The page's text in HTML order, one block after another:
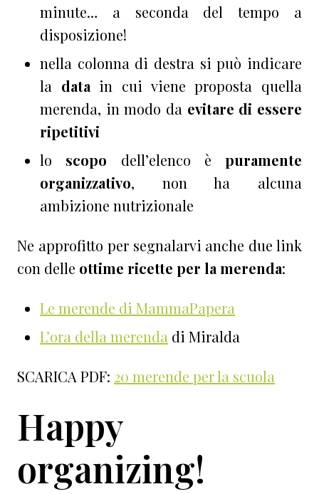
minute… a seconda del tempo a
disposizione!
nella colonna di destra si può indicare
la data in cui viene proposta quella
merenda, in modo da evitare di essere
ripetitivi
lo scopo dell’elenco è puramente
organizzativo, non ha alcuna
ambizione nutrizionale
Ne approfitto per segnalarvi anche due link
con delle ottime ricette per la merenda:
Le merende di MammaPapera
L’ora della merenda di Miralda
SCARICA PDF: 20 merende per la scuola
Happy
organizing!